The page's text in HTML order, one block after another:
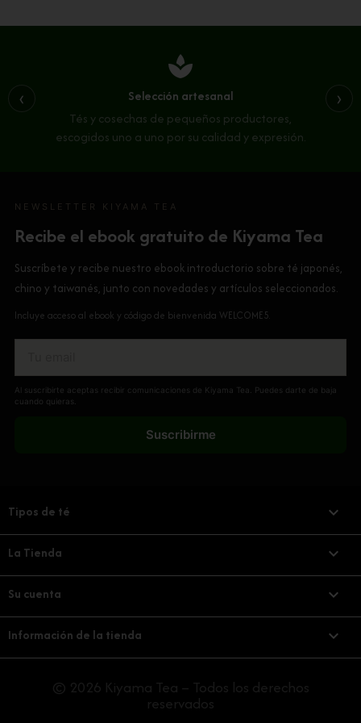
spa
Selección artesanal
Tés y cosechas de pequeños productores,
escogidos uno a uno por su calidad y expresión.
‹ ›
NEWSLETTER KIYAMA TEA
Recibe el ebook gratuito de Kiyama Tea
Suscríbete y recibe nuestro ebook introductorio sobre té japonés,
chino y taiwanés, junto con novedades y artículos seleccionados.
Incluye acceso al ebook y código de bienvenida WELCOME5.
Al suscribirte aceptas recibir comunicaciones de Kiyama Tea. Puedes darte de baja
cuando quieras.
Suscribirme
Tipos de té 
La Tienda 
Su cuenta 
Información de la tienda keyboard_arrow_down
© 2026 Kiyama Tea – Todos los derechos
reservados